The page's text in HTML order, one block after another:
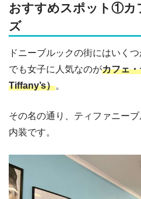
おすすめスポット①カ
ズ
ドニーブルックの街にはいく
でも女子に人気なのがカフェ
Tiffany’s）。
その名の通り、ティファニー
内装です。